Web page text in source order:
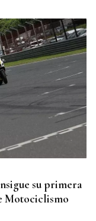
su primera
Motociclismo